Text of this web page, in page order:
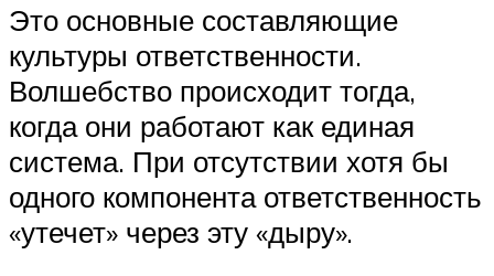
Это основные составляющие
культуры ответственности.
Волшебство происходит тогда,
когда они работают как единая
система. При отсутствии хотя бы
одного компонента ответственность
«утечет» через эту «дыру».